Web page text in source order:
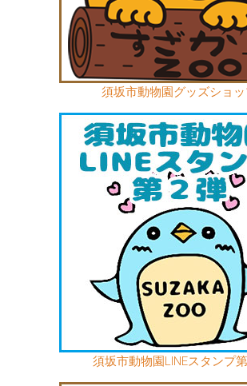
須坂市動物園グッズショ
須坂市動物園LINEスタンプ